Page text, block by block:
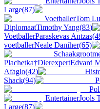
Large(87)
VoetballerTom
DiplomaatTimothy Yang(83)
VoetballerParaskevas Antzas(
voetballerNeale Daniher(65)
Plachetka†DierexpertEdvard
Afaglo(42)
Shack(94)
EntertainerJools
Large(87)